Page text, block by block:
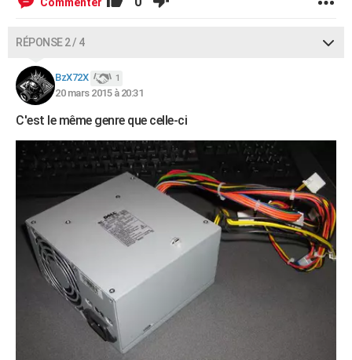
RÉPONSE 2 / 4
BzX72X 1
20 mars 2015 à 20:31
C'est le même genre que celle-ci